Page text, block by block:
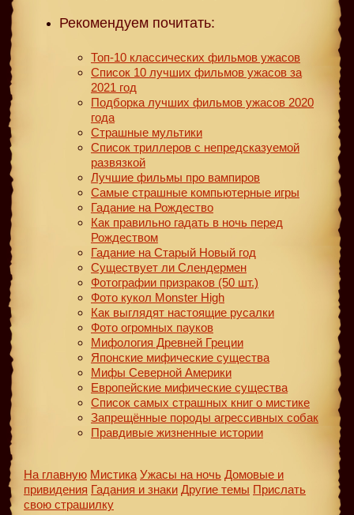
Рекомендуем почитать:
Топ-10 классических фильмов ужасов
Список 10 лучших фильмов ужасов за
2021 год
Подборка лучших фильмов ужасов 2020
года
Страшные мультики
Список триллеров с непредсказуемой
развязкой
Лучшие фильмы про вампиров
Самые страшные компьютерные игры
Гадание на Рождество
Как правильно гадать в ночь перед
Рождеством
Гадание на Старый Новый год
Существует ли Слендермен
Фотографии призраков (50 шт.)
Фото кукол Monster High
Как выглядят настоящие русалки
Фото огромных пауков
Мифология Древней Греции
Японские мифические существа
Мифы Северной Америки
Европейские мифические существа
Список самых страшных книг о мистике
Запрещённые породы агрессивных собак
Правдивые жизненные истории
На главную Мистика Ужасы на ночь Домовые и
привидения Гадания и знаки Другие темы Прислать
свою страшилку